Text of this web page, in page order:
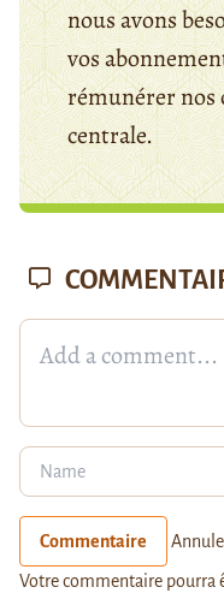
nous avons
vos
rémunérer nos
centrale.
Commentaire
Votre commentaire pourra